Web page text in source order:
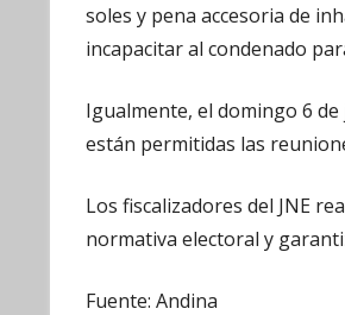
soles y pena accesoria de
incapacitar al condenado
Igualmente, el domingo 6
están permitidas las
Los fiscalizadores del JNE
normativa electoral y
Fuente: Andina